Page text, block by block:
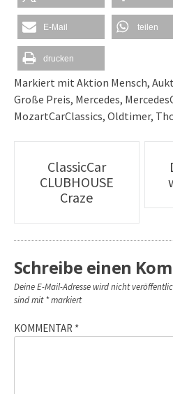
E-Mail teilen
drucken
Markiert mit Aktion Mensch,
Große Preis, Mercedes,
MozartCarClassics, Oldtimer,
Artikel-
Navigation
ClassicCar
CLUBHOUSE
Craze
Schreibe einen
Deine E-Mail-Adresse wird nicht
sind mit*markiert
KOMMENTAR *